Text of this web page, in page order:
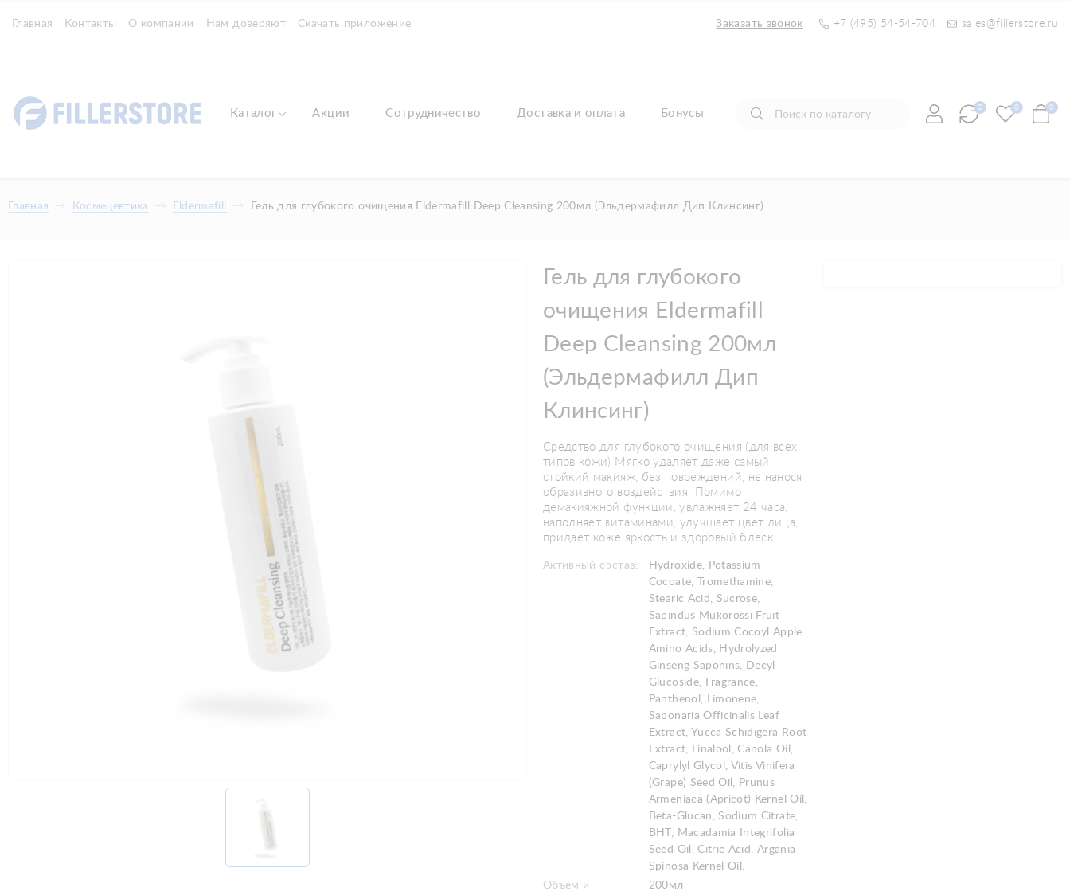
Главная Контакты О компании Нам доверяют Скачать приложение Заказать звонок +7 (495) 54-54-704 sales@fillerstore.ru
Каталог Акции Сотрудничество Доставка и оплата Бонусы 0 0 0
Главная Космецевтика Eldermafill Гель для глубокого очищения Eldermafill Deep Cleansing 200мл (Эльдермафилл Дип Клинсинг)
Гель для глубокого
очищения Eldermafill
Deep Cleansing 200мл
(Эльдермафилл Дип
Клинсинг)
Средство для глубокого очищения (для всех
типов кожи) Мягко удаляет даже самый
стойкий макияж, без повреждений, не нанося
образивного воздействия. Помимо
демакияжной функции, увлажняет 24 часа,
наполняет витаминами, улучшает цвет лица,
придает коже яркость и здоровый блеск.
Активный состав:
Hydroxide, Potassium
Cocoate, Tromethamine,
Stearic Acid, Sucrose,
Sapindus Mukorossi Fruit
Extract, Sodium Cocoyl Apple
Amino Acids, Hydrolyzed
Ginseng Saponins, Decyl
Glucoside, Fragrance,
Panthenol, Limonene,
Saponaria Officinalis Leaf
Extract, Yucca Schidigera Root
Extract, Linalool, Canola Oil,
Caprylyl Glycol, Vitis Vinifera
(Grape) Seed Oil, Prunus
Armeniaca (Apricot) Kernel Oil,
Beta-Glucan, Sodium Citrate,
BHT, Macadamia Integrifolia
Seed Oil, Citric Acid, Argania
Spinosa Kernel Oil.
Объем и
200мл